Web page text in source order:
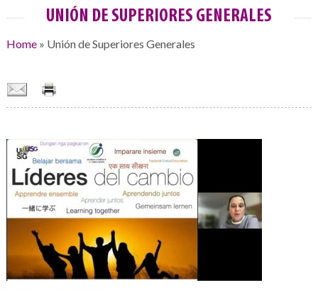
UNIÓN DE SUPERIORES GENERALES
Home» Unión de Superiores Generales